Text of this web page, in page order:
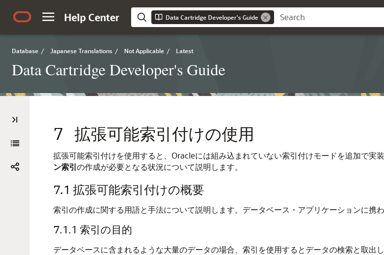
Help Center Data Cartridge Developer's Guide
Database / Japanese Translations / Not Applicable / Latest
Data Cartridge Developer's Guide
7 拡張可能索引付けの使用
拡張可能索引付けを使用すると、Oracleには組み込まれていない索引付けモードを追加で実
ン索引の作成が必要となる状況について説明します。
7.1 拡張可能索引付けの概要
索引の作成に関する用語と手法について説明します。データベース・アプリケーションに携
7.1.1 索引の目的
データベースに含まれるような大量のデータの場合、索引を使用するとデータの検索と取